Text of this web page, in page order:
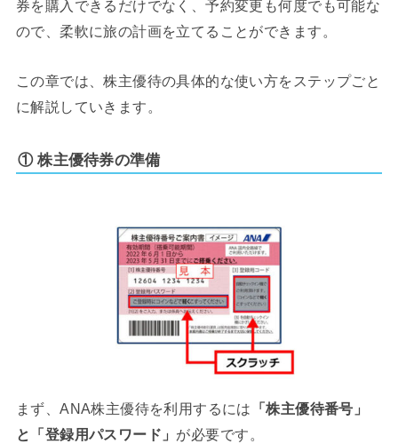
券を購入できるだけでなく、予約変更も何度でも可能な
ので、柔軟に旅の計画を立てることができます。
この章では、株主優待の具体的な使い方をステップごと
に解説していきます。
① 株主優待券の準備
まず、ANA株主優待を利用するには
「株主優待番号」
と「登録用パスワード」 が必要です。